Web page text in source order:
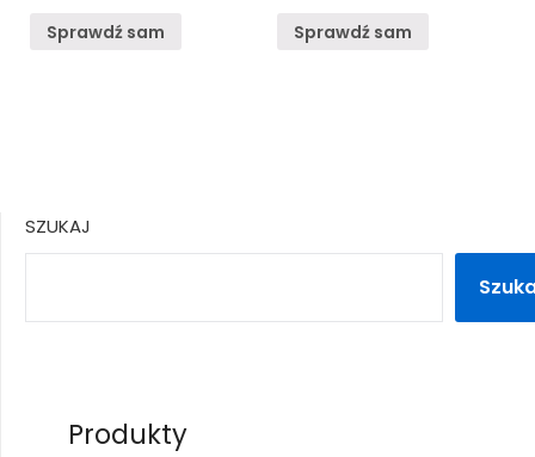
Sprawdź sam Sprawdź sam
SZUKAJ
Produkty